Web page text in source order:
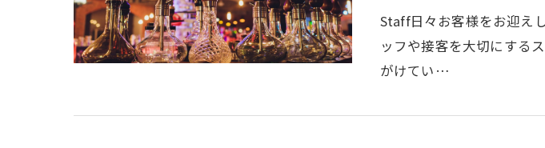
Staff日々お客様をお迎え
ッフや接客を大切にする
がけてい…